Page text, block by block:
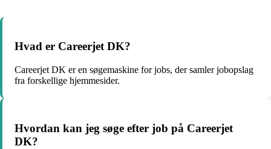
Hvad er Careerjet DK?
Careerjet DK er en søgemaskine for jobs, der samler jobopslag
fra forskellige hjemmesider.
Hvordan kan jeg søge efter job på Careerjet
DK?